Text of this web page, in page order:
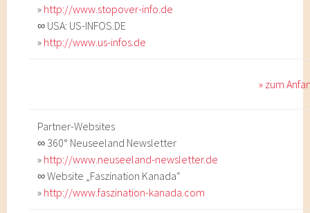
» http://www.stopover-info.de
∞ USA: US-INFOS.DE
» http://www.us-infos.de
» zum
Partner-Websites
∞ 360° Neuseeland Newsletter
» http://www.neuseeland-newsletter.de
∞ Website „Faszination Kanada“
» http://www.faszination-kanada.com